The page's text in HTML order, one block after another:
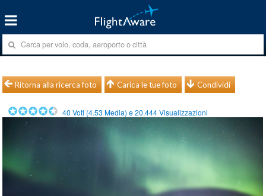
Ritorna alla ricerca foto Carica le tue foto Condividi
40 Voti (4.53 Media) e20.444Visualizzazioni